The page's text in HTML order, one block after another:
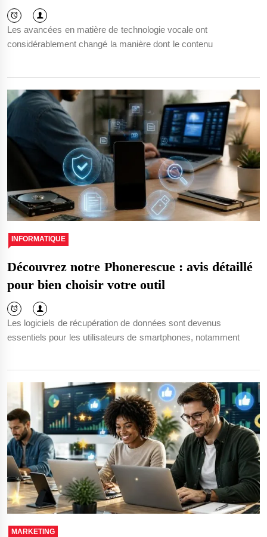
Les avancées en matière de technologie vocale ont
considérablement changé la manière dont le contenu
INFORMATIQUE
Découvrez notre Phonerescue : avis détaillé
pour bien choisir votre outil
Les logiciels de récupération de données sont devenus
essentiels pour les utilisateurs de smartphones, notamment
MARKETING